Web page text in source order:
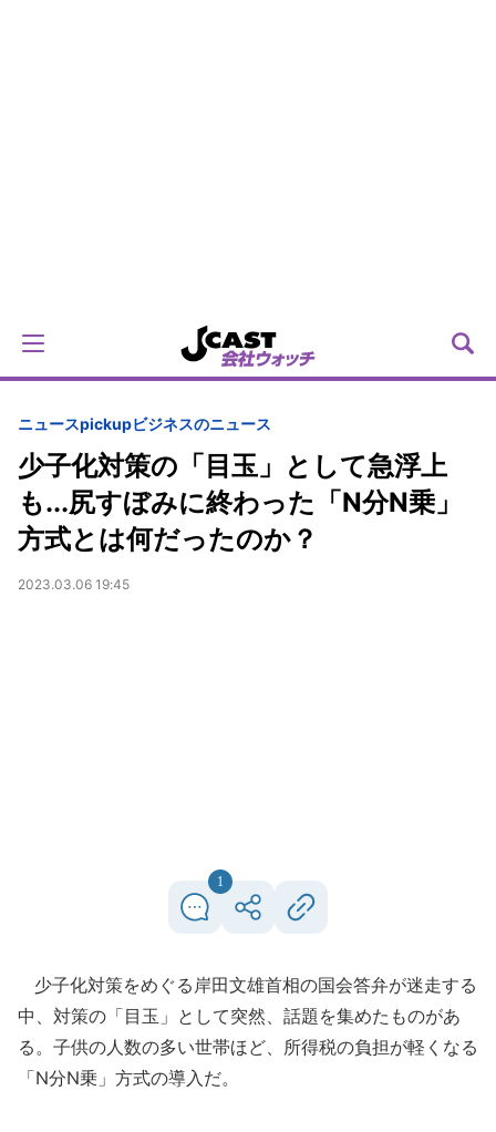
ニュースpickupビジネスのニュース
少子化対策の「目玉」として急浮上
も...尻すぼみに終わった「N分N乗」
方式とは何だったのか？
2023.03.06 19:45
1
少子化対策をめぐる岸田文雄首相の国会答弁が迷走する
中、対策の「目玉」として突然、話題を集めたものがあ
る。子供の人数の多い世帯ほど、所得税の負担が軽くなる
「N分N乗」方式の導入だ。